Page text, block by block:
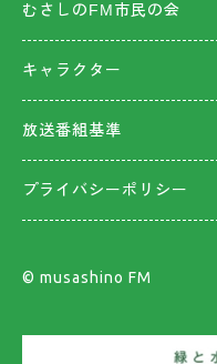
むさしのFM市民の会
キャラクター
放送番組基準
プライバシーポリシー
©︎ musashino FM